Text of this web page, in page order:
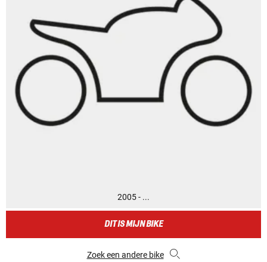
2005 - ...
DIT IS MIJN BIKE
Zoek een andere bike